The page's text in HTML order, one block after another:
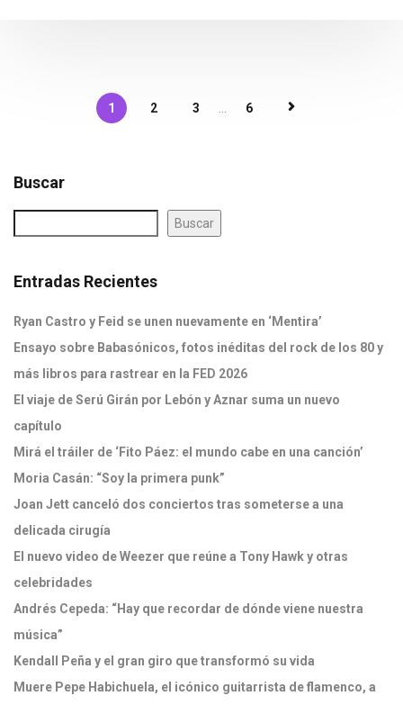
1 2 3 6
Buscar
Buscar
Entradas Recientes
Ryan Castro y Feid se unen nuevamente en ‘Mentira’
Ensayo sobre Babasónicos, fotos inéditas del rock de los 80 y
más libros para rastrear en la FED 2026
El viaje de Serú Girán por Lebón y Aznar suma un nuevo
capítulo
Mirá el tráiler de ‘Fito Páez: el mundo cabe en una canción’
Moria Casán: “Soy la primera punk”
Joan Jett canceló dos conciertos tras someterse a una
delicada cirugía
El nuevo video de Weezer que reúne a Tony Hawk y otras
celebridades
Andrés Cepeda: “Hay que recordar de dónde viene nuestra
música”
Kendall Peña y el gran giro que transformó su vida
Muere Pepe Habichuela, el icónico guitarrista de flamenco, a